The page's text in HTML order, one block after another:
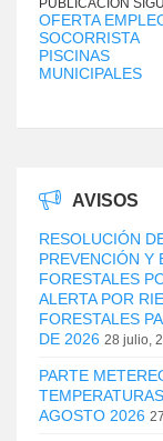
PUBLICACIÓN
OFERTA
SOCORRISTA
PISCINAS
MUNICIPALES
AVISOS
RESOLUCIÓN
PREVENCIÓN Y
FORESTALES
ALERTA POR
FORESTALES
DE 2026 28 julio,
PARTE
AGOSTO 2026